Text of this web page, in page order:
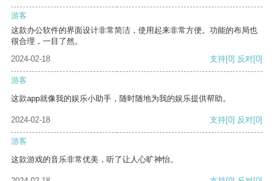
游客
这款办公软件的界面设计非常简洁，使用起来非常方便。功能的布局也
很合理，一目了然。
2024-02-18
支持[0] 反对[0]
游客
这款app就像我的娱乐小助手，随时随地为我的娱乐提供帮助。
2024-02-18 支持[0] 反对[0]
游客
这款游戏的音乐非常优美，听了让人心旷神怡。